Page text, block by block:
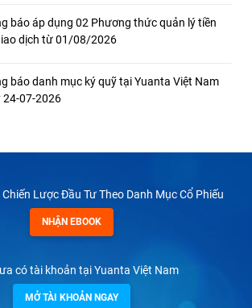
báo áp dụng 02 Phương thức quản lý tiền
dịch từ 01/08/2026
báo danh mục ký quỹ tại Yuanta Việt Nam
24-07-2026
Lược Đầu Tư Theo Danh Mục Cổ Phiếu
NHẬN EBOOK
có tài khoản tại Yuanta Việt Nam
MỞ TÀI KHOẢN NGAY